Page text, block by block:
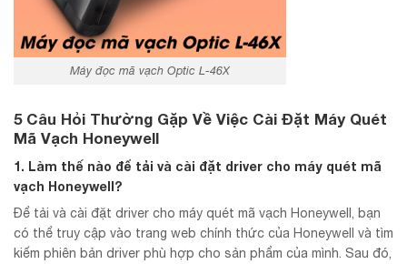
Máy đọc mã vạch Optic L-46X
5 Câu Hỏi Thường Gặp Về Việc Cài Đặt Máy Quét
Mã Vạch Honeywell
1. Làm thế nào để tải và cài đặt driver cho máy quét mã
vạch Honeywell?
Để tải và cài đặt driver cho máy quét mã vạch Honeywell, bạn
có thể truy cập vào trang web chính thức của Honeywell và tìm
kiếm phiên bản driver phù hợp cho sản phẩm của mình. Sau đó,